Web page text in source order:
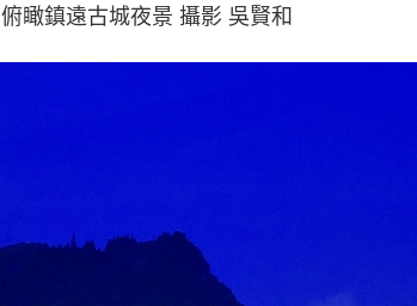
俯瞰鎮遠古城夜景 攝影 吳賢和